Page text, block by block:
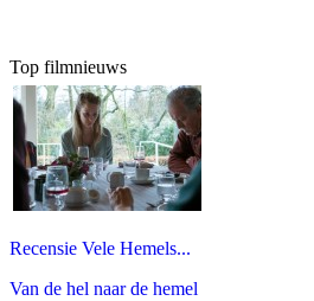
Top filmnieuws
Recensie Vele Hemels...
Van de hel naar de hemel